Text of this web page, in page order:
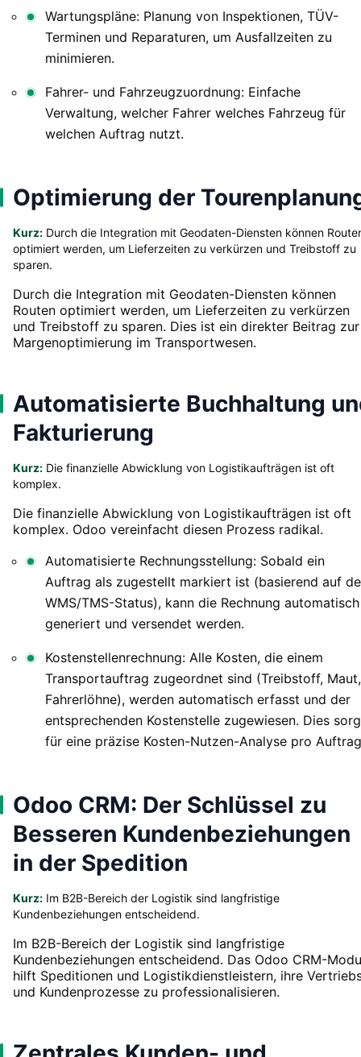
Wartungspläne: Planung von Inspektionen, TÜV-
Terminen und Reparaturen, um Ausfallzeiten zu
minimieren.
Fahrer- und Fahrzeugzuordnung: Einfache
Verwaltung, welcher Fahrer welches Fahrzeug für
welchen Auftrag nutzt.
Optimierung der
Kurz: Durch die Integration mit Geodaten-Diensten können
optimiert werden, um Lieferzeiten zu verkürzen und Treibstoff zu
sparen.
Durch die Integration mit Geodaten-Diensten können
Routen optimiert werden, um Lieferzeiten zu verkürzen
und Treibstoff zu sparen. Dies ist ein direkter Beitrag zur
Margenoptimierung im Transportwesen.
Automatisierte Buchhaltung
Fakturierung
Kurz: Die finanzielle Abwicklung von Logistikaufträgen ist oft
komplex.
Die finanzielle Abwicklung von Logistikaufträgen ist oft
komplex. Odoo vereinfacht diesen Prozess radikal.
Automatisierte Rechnungsstellung: Sobald ein
Auftrag als zugestellt markiert ist (basierend auf
WMS/TMS-Status), kann die Rechnung automatisch
generiert und versendet werden.
Kostenstellenrechnung: Alle Kosten, die einem
Transportauftrag zugeordnet sind (Treibstoff, Maut,
Fahrerlöhne), werden automatisch erfasst und der
entsprechenden Kostenstelle zugewiesen. Dies
für eine präzise Kosten-Nutzen-Analyse pro
Odoo CRM: Der Schlüssel zu
Besseren Kundenbeziehungen
in der Spedition
Kurz: Im B2B-Bereich der Logistik sind langfristige
Kundenbeziehungen entscheidend.
Im B2B-Bereich der Logistik sind langfristige
Kundenbeziehungen entscheidend. Das Odoo CRM-
hilft Speditionen und Logistikdienstleistern, ihre
und Kundenprozesse zu professionalisieren.